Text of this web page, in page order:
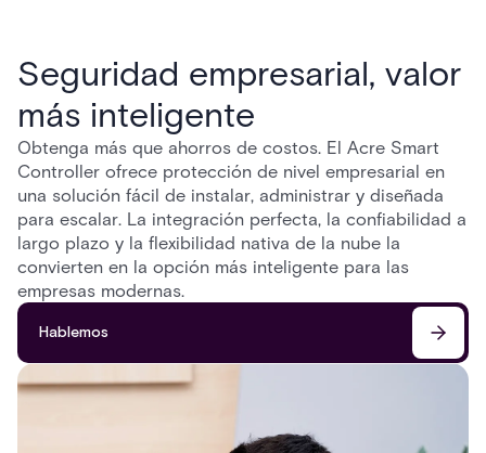
Seguridad empresarial, valor
más inteligente
Obtenga más que ahorros de costos. El Acre Smart
Controller ofrece protección de nivel empresarial en
una solución fácil de instalar, administrar y diseñada
para escalar. La integración perfecta, la confiabilidad a
largo plazo y la flexibilidad nativa de la nube la
convierten en la opción más inteligente para las
empresas modernas.
Hablemos